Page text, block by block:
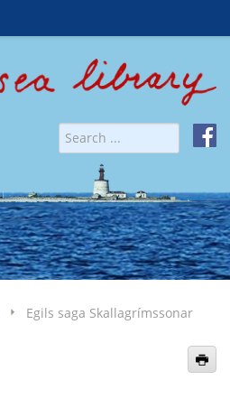
Egils saga Skallagrímssonar